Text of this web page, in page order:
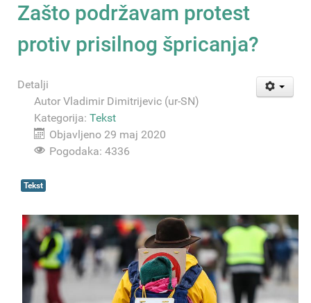
Zašto podržavam protest
protiv prisilnog špricanja?
Detalji
Autor Vladimir Dimitrijevic (ur-SN)
Kategorija: Tekst
Objavljeno 29 maj 2020
Pogodaka: 4336
Tekst